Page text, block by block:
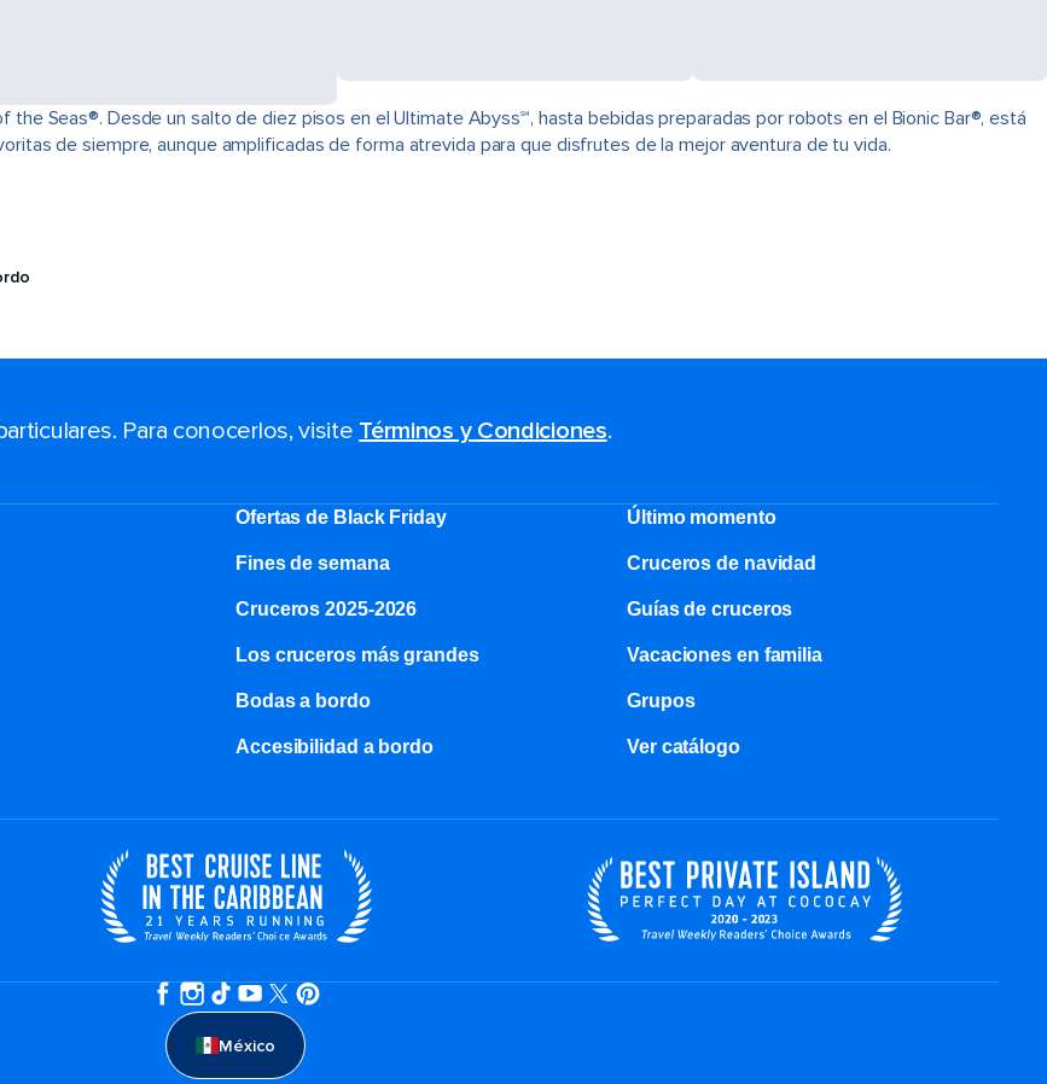
the Seas®. Desde un salto de diez pisos en el Ultimate Abyss℠, hasta bebidas preparadas por robots en el Bionic Bar®, está
de siempre, aunque amplificadas de forma atrevida para que disfrutes de la mejor aventura de tu vida.
Para conocerlos, visite Términos y Condiciones.
Ofertas de Black Friday Último momento
Fines de semana Cruceros de navidad
Cruceros 2025-2026 Guías de cruceros
Los cruceros más grandes Vacaciones en familia
Bodas a bordo Grupos
Accesibilidad a bordo Ver catálogo
México